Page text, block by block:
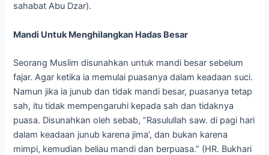
sahabat Abu Dzar).
Mandi Untuk Menghilangkan Hadas Besar
Seorang Muslim disunahkan untuk mandi besar sebelum
fajar. Agar ketika ia memulai puasanya dalam keadaan suci.
Namun jika ia junub dan tidak mandi besar, puasanya tetap
sah, itu tidak mempengaruhi kepada sah dan tidaknya
puasa. Disunahkan oleh sebab, “Rasulullah saw. di pagi hari
dalam keadaan junub karena jima’, dan bukan karena
mimpi, kemudian beliau mandi dan berpuasa.” (HR. Bukhari